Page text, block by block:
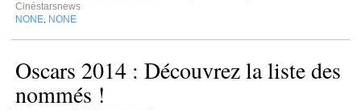
Cinéstarsnews
NONE NONE
Oscars 2014 : Découvrez la liste des
nommés !